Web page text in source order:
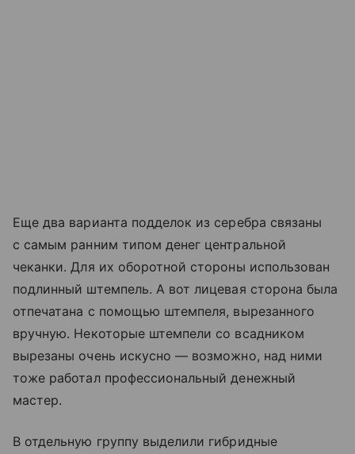
Еще два варианта подделок из серебра связаны
с самым ранним типом денег центральной
чеканки. Для их оборотной стороны использован
подлинный штемпель. А вот лицевая сторона была
отпечатана с помощью штемпеля, вырезанного
вручную. Некоторые штемпели со всадником
вырезаны очень искусно — возможно, над ними
тоже работал профессиональный денежный
мастер.
В отдельную группу выделили гибридные